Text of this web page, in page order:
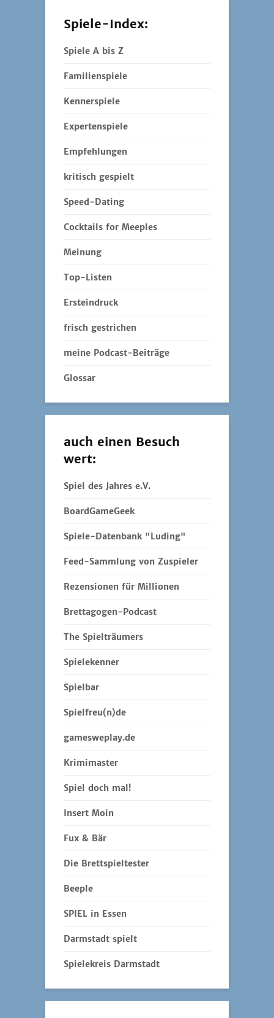
Spiele-Index:
Spiele A bis Z
Familienspiele
Kennerspiele
Expertenspiele
Empfehlungen
kritisch gespielt
Speed-Dating
Cocktails for Meeples
Meinung
Top-Listen
Ersteindruck
frisch gestrichen
meine Podcast-Beiträge
Glossar
auch einen Besuch
wert:
Spiel des Jahres e.V.
BoardGameGeek
Spiele-Datenbank "Luding"
Feed-Sammlung von Zuspieler
Rezensionen für Millionen
Brettagogen-Podcast
The Spielträumers
Spielekenner
Spielbar
Spielfreu(n)de
gamesweplay.de
Krimimaster
Spiel doch mal!
Insert Moin
Fux & Bär
Die Brettspieltester
Beeple
SPIEL in Essen
Darmstadt spielt
Spielekreis Darmstadt